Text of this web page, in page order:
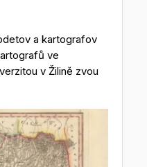
a kartografov
ve
v Žilině zvou